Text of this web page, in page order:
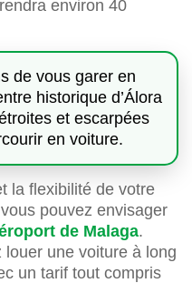
environ 40
de vous garer en
historique d’Álora
et escarpées
en voiture.
la flexibilité de votre
pouvez envisager
de Malaga.
une voiture à long
un tarif tout compris